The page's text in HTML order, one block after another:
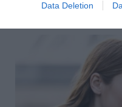
Data Deletion
2026-08-08.